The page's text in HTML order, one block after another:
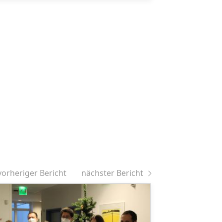
Bericht nächster Bericht